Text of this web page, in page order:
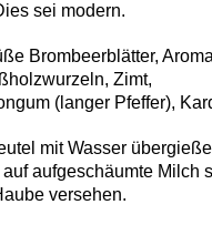
sei modern.
Brombeerblätter,
Zimt,
(langer Pfeffer),
mit Wasser
aufgeschäumte Milch
versehen.